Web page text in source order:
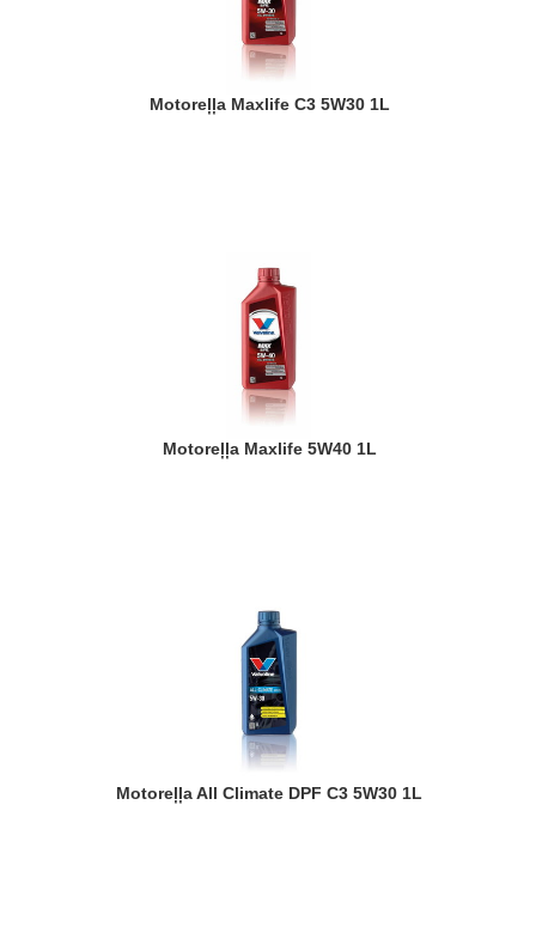
Motoreļļa Maxlife C3 5W30 1L
Motoreļļa Maxlife 5W40 1L
Motoreļļa All Climate DPF C3 5W30 1L